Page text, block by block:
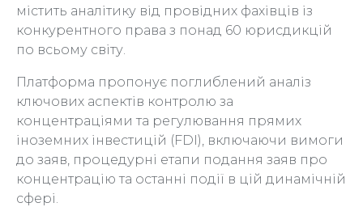
містить аналітику від провідних фахівців із
конкурентного права з понад 60 юрисдикцій
по всьому світу.
Платформа пропонує поглиблений аналіз
ключових аспектів контролю за
концентраціями та регулювання прямих
іноземних інвестицій (FDI), включаючи вимоги
до заяв, процедурні етапи подання заяв про
концентрацію та останні події в цій динамічній
сфері.